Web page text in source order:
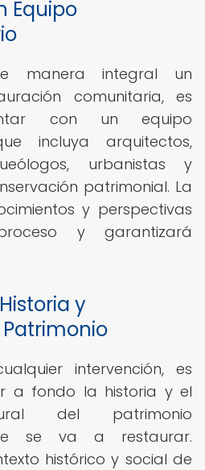
Equipo
manera integral un
comunitaria, es
con un equipo
incluya arquitectos,
urbanistas y
patrimonial. La
y perspectivas
y garantizará
y
intervención, es
a fondo la historia y el
del patrimonio
se va a restaurar.
histórico y social de